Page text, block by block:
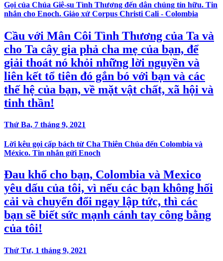
Gọi của Chúa Giê-su Tình Thương đến dân chúng tín hữu. Tin
nhắn cho Enoch. Giáo xứ Corpus Christi Cali - Colombia
Cầu với Mân Côi Tình Thương của Ta và
cho Ta cây gia phả cha mẹ của bạn, để
giải thoát nó khỏi những lời nguyền và
liên kết tổ tiên đó gắn bó với bạn và các
thế hệ của bạn, về mặt vật chất, xã hội và
tinh thần!
Thứ Ba, 7 tháng 9, 2021
Lời kêu gọi cấp bách từ Cha Thiên Chúa đến Colombia và
México. Tin nhắn gửi Enoch
Đau khổ cho bạn, Colombia và Mexico
yêu dấu của tôi, vì nếu các bạn không hối
cải và chuyển đổi ngay lập tức, thì các
bạn sẽ biết sức mạnh cánh tay công bằng
của tôi!
Thứ Tư, 1 tháng 9, 2021